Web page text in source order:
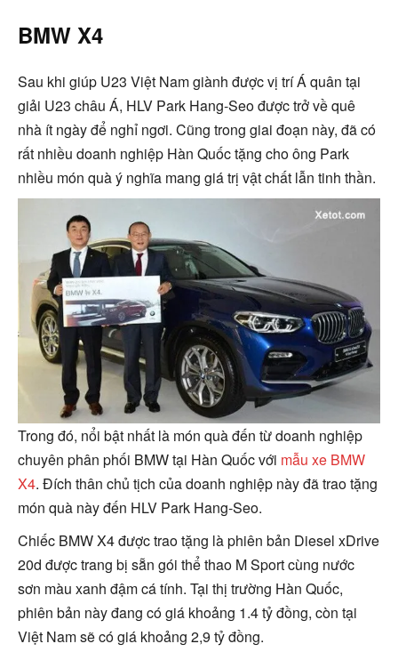
BMW X4
Sau khi giúp U23 Việt Nam giành được vị trí Á quân tại
giải U23 châu Á, HLV Park Hang-Seo được trở về quê
nhà ít ngày để nghỉ ngơi. Cũng trong giai đoạn này, đã có
rất nhiều doanh nghiệp Hàn Quốc tặng cho ông Park
nhiều món quà ý nghĩa mang giá trị vật chất lẫn tinh thần.
Trong đó, nổi bật nhất là món quà đến từ doanh nghiệp
chuyên phân phối BMW tại Hàn Quốc với mẫu xe BMW
X4. Đích thân chủ tịch của doanh nghiệp này đã trao tặng
món quà này đến HLV Park Hang-Seo.
Chiếc BMW X4 được trao tặng là phiên bản Diesel xDrive
20d được trang bị sẵn gói thể thao M Sport cùng nước
sơn màu xanh đậm cá tính. Tại thị trường Hàn Quốc,
phiên bản này đang có giá khoảng 1.4 tỷ đồng, còn tại
Việt Nam sẽ có giá khoảng 2,9 tỷ đồng.